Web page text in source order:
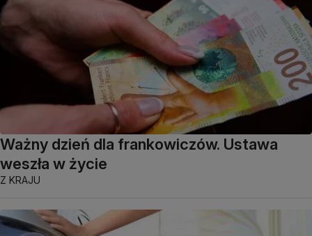
Ważny dzień dla frankowiczów. Ustawa
weszła w życie
Z KRAJU